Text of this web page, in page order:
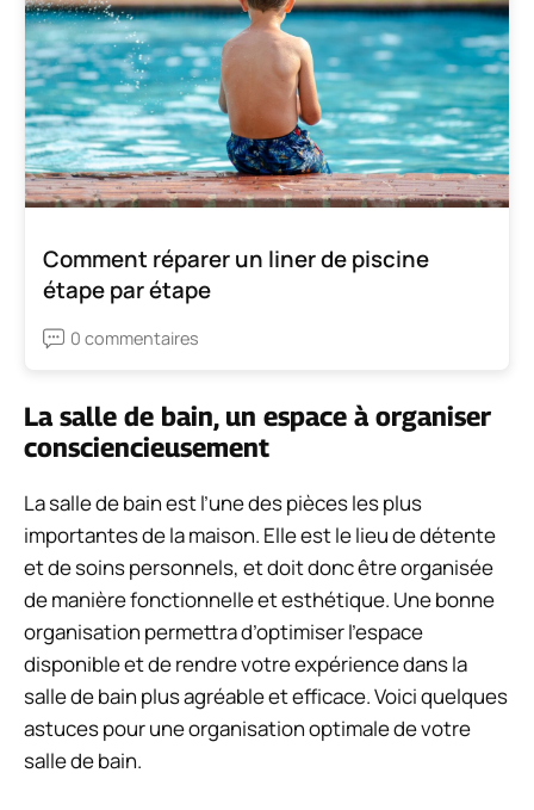
Comment réparer un liner de piscine
étape par étape
0 commentaires
La salle de bain, un espace à organiser
consciencieusement
La salle de bain est l’une des pièces les plus
importantes de la maison. Elle est le lieu de détente
et de soins personnels, et doit donc être organisée
de manière fonctionnelle et esthétique. Une bonne
organisation permettra d’optimiser l’espace
disponible et de rendre votre expérience dans la
salle de bain plus agréable et efficace. Voici quelques
astuces pour une organisation optimale de votre
salle de bain.